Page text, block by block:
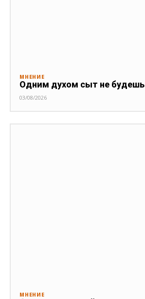
МНЕНИЕ
Одним духом сыт не будешь
03/08/2026
МНЕНИЕ